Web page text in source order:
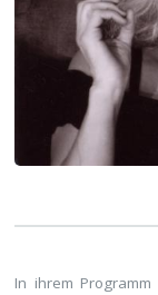
In ihrem